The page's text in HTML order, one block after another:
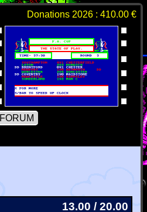
Donations 2026 : 410.00 €
FORUM
13.00 / 20.00